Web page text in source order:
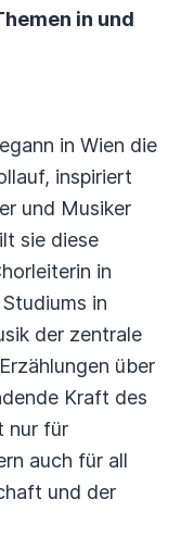
in und
in Wien die
inspiriert
und Musiker
sie diese
in
in
der zentrale
über
Kraft des
nur für
auch für all
und der